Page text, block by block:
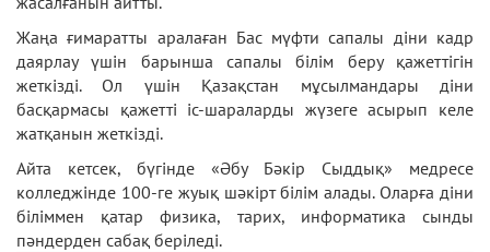
Жаңа ғимаратты аралаған Бас мүфти сапалы діни кадр
даярлау үшін барынша сапалы білім беру қажеттігін
жеткізді. Ол үшін Қазақстан мұсылмандары діни
басқармасы қажетті іс-шараларды жүзеге асырып келе
жатқанын жеткізді.
Айта кетсек, бүгінде «Әбу Бәкір Сыддық» медресе
колледжінде 100-ге жуық шәкірт білім алады. Оларға діни
біліммен қатар физика, тарих, информатика сынды
пәндерден сабақ беріледі.